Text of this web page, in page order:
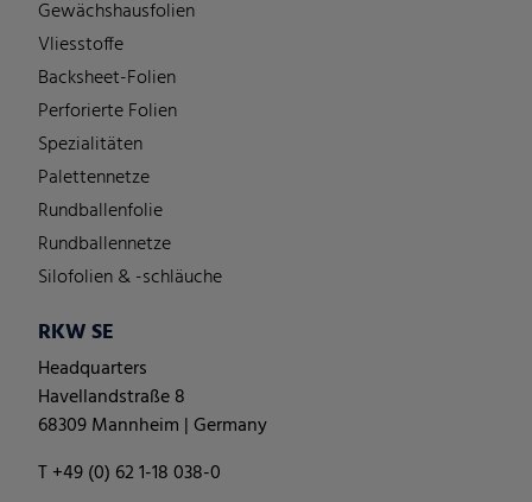
Gewächshausfolien
Vliesstoffe
Backsheet-Folien
Perforierte Folien
Spezialitäten
Palettennetze
Rundballenfolie
Rundballennetze
Silofolien & -schläuche
RKW SE
Headquarters
Havellandstraße 8
68309 Mannheim | Germany
T +49 (0) 62 1-18 038-0